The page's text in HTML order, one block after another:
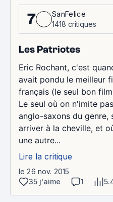
7
SanFelice
1418 critiques
Les Patriotes
Eric Rochant, c'est
avait pondu le meilleur
français (le seul bon
Le seul où on n'imite
anglo-saxons du genre,
arriver à la cheville, et
une autre...
Lire la critique
le 26 nov. 2015
35 j'aime
1